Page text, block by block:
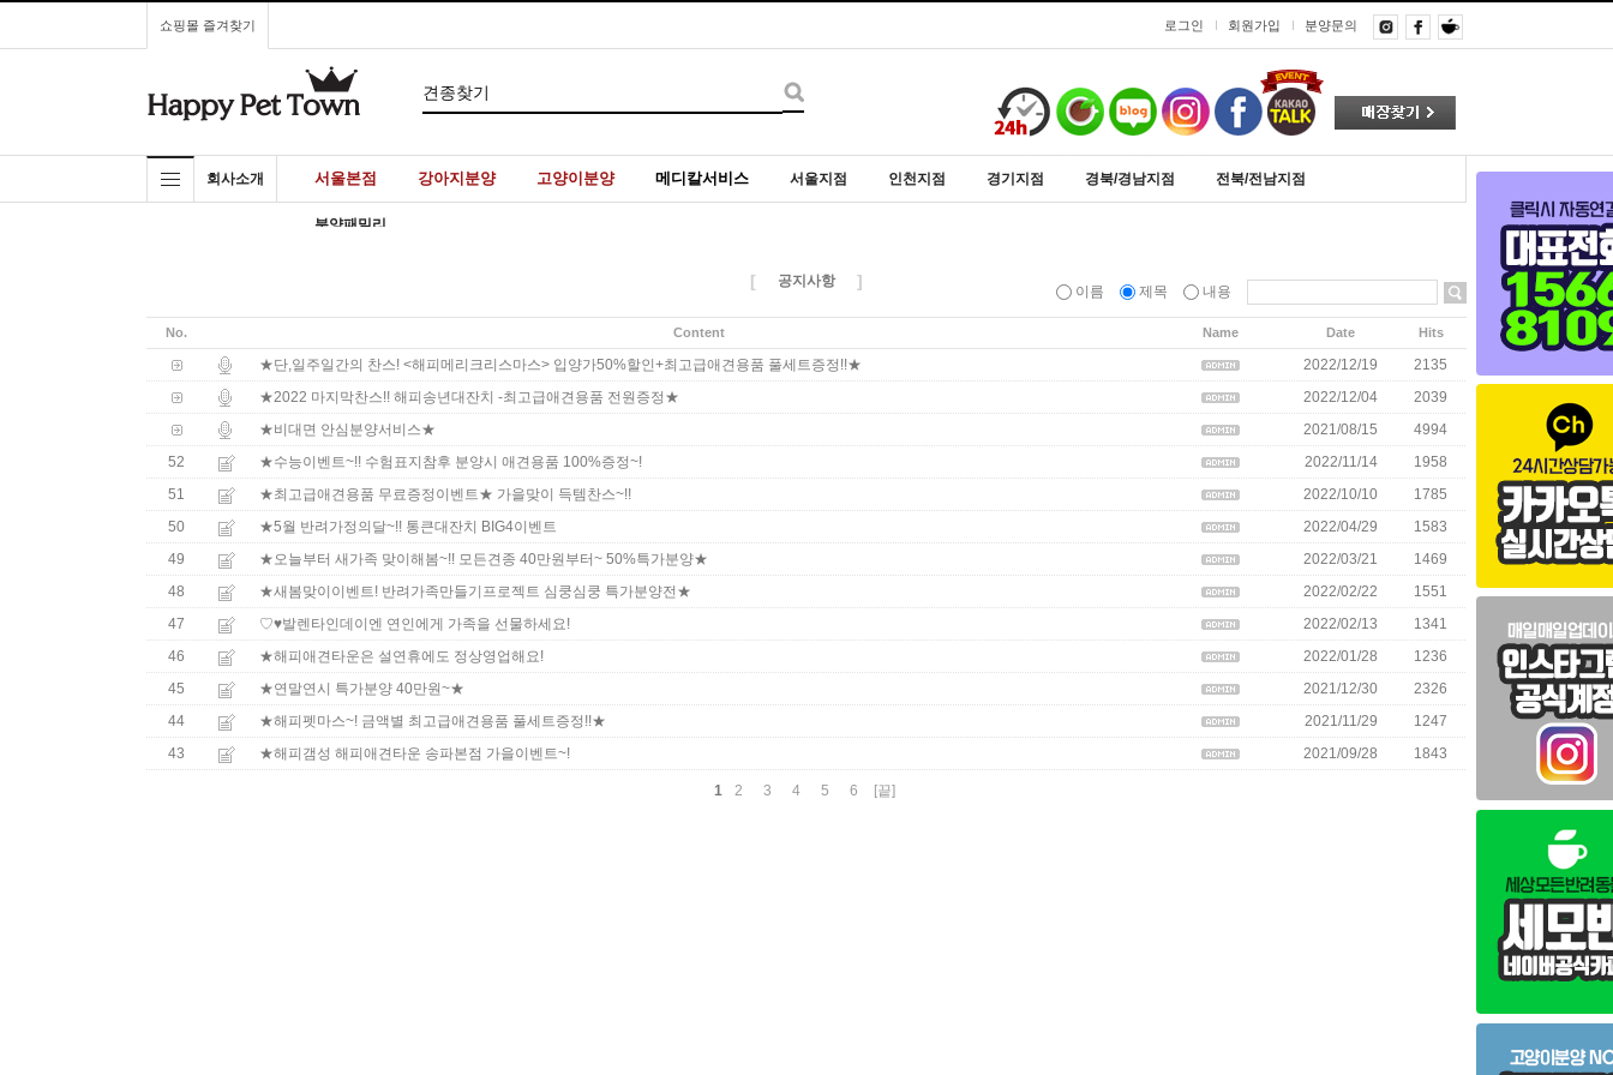
쇼핑몰 즐겨찾기 로그인 회원가입 분양문의
회사소개 서울본점 강아지분양 고양이분양 메디칼서비스 서울지점 인천지점 경기지점 경북/경남지점 전북/전남지점
분양패밀리
[ 공지사항 ]
이름 제목 내용
No. Content Name Date Hits
★단,일주일간의 찬스! <해피메리크리스마스> 입양가50%할인+최고급애견용품 풀세트증정!!★ 2022/12/19
2135
★2022 마지막찬스!! 해피송년대잔치 -최고급애견용품 전원증정★
2022/12/04
2039
★비대면 안심분양서비스★
2021/08/15
4994
52
★수능이벤트~!! 수험표지참후 분양시 애견용품 100%증정~! 2022/11/14
1958
51
★최고급애견용품 무료증정이벤트★ 가을맞이 득템찬스~!! 2022/10/10
1785
50
★5월 반려가정의달~!! 통큰대잔치 BIG4이벤트 2022/04/29
1583
49
★오늘부터 새가족 맞이해봄~!! 모든견종 40만원부터~ 50%특가분양★ 2022/03/21
1469
48
★새봄맞이이벤트! 반려가족만들기프로젝트 심쿵심쿵 특가분양전★ 2022/02/22
1551
47
♡♥발렌타인데이엔 연인에게 가족을 선물하세요! 2022/02/13
1341
46
★해피애견타운은 설연휴에도 정상영업해요! 2022/01/28
1236
45
★연말연시 특가분양 40만원~★ 2021/12/30
2326
44
★해피펫마스~! 금액별 최고급애견용품 풀세트증정!!★ 2021/11/29
1247
43
★해피갬성 해피애견타운 송파본점 가을이벤트~! 2021/09/28 1843
1 2 3 4 5 6 [끝]